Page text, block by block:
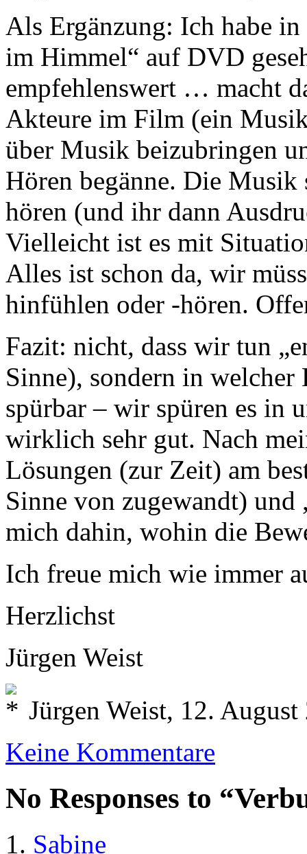
Als Ergänzung: Ich habe
im Himmel“ auf DVD
empfehlenswert … macht
Akteure im Film (ein
über Musik beizubringen
Hören begänne. Die Musik
hören (und ihr dann
Vielleicht ist es mit
Alles ist schon da, wir
hinfühlen oder -hören.
Fazit: nicht, dass wir tun
Sinne), sondern in
spürbar – wir spüren es
wirklich sehr gut. Nach
Lösungen (zur Zeit) am
Sinne von zugewandt)
mich dahin, wohin die
Ich freue mich wie immer
Herzlichst
Jürgen Weist
Jürgen Weist, 12.
Keine Kommentare
No Responses to
Sabine